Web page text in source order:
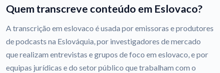
Quem transcreve conteúdo em Eslovaco?
A transcrição em eslovaco é usada por emissoras e produtores
de podcasts na Eslováquia, por investigadores de mercado
que realizam entrevistas e grupos de foco em eslovaco, e por
equipas jurídicas e do setor público que trabalham com o